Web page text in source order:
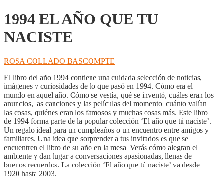
1994 EL AÑO QUE TU
NACISTE
ROSA COLLADO BASCOMPTE
El libro del año 1994 contiene una cuidada selección de noticias,
imágenes y curiosidades de lo que pasó en 1994. Cómo era el
mundo en aquel año. Cómo se vestía, qué se inventó, cuáles eran los
anuncios, las canciones y las películas del momento, cuánto valían
las cosas, quiénes eran los famosos y muchas cosas más. Este libro
de 1994 forma parte de la popular colección ‘El año que tú naciste’.
Un regalo ideal para un cumpleaños o un encuentro entre amigos y
familiares. Una idea que sorprender a tus invitados es que se
encuentren el libro de su año en la mesa. Verás cómo alegran el
ambiente y dan lugar a conversaciones apasionadas, llenas de
buenos recuerdos. La colección ‘El año que tú naciste’ va desde
1920 hasta 2003.